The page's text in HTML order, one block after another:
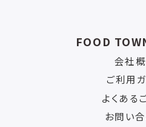
FOOD
会社
ご利用
よくある
お問い